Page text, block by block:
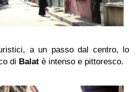
a un passo dal centro, lo
di Balat è intenso e pittoresco.